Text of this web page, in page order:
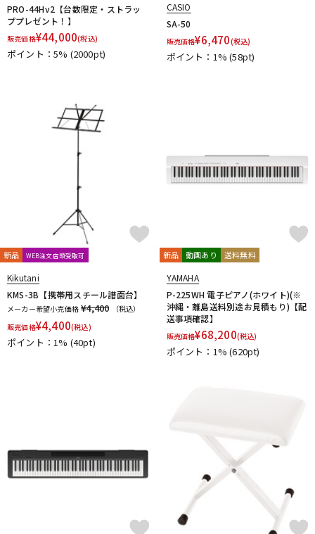
PRO-44Hv2【台数限定・ストラッ
ププレゼント！】
販売価格¥44,000(税込)
ポイント：5% (2000pt)
CASIO
SA-50
販売価格¥6,470(税込)
ポイント：1%(58pt)
新品 WEB注文店頭受取可
Kikutani
KMS-3B【携帯用スチール譜面台】
メーカー希望小売価格 ¥4,400
（税込）
販売価格¥4,400(税込)
ポイント：1% (40pt)
新品 動画あり 送料無料
YAMAHA
P-225WH 電子ピアノ(ホワイト)(※
沖縄・離島送料別途お見積もり)【配
送事項確認】
販売価格¥68,200(税込)
ポイント：1%(620pt)